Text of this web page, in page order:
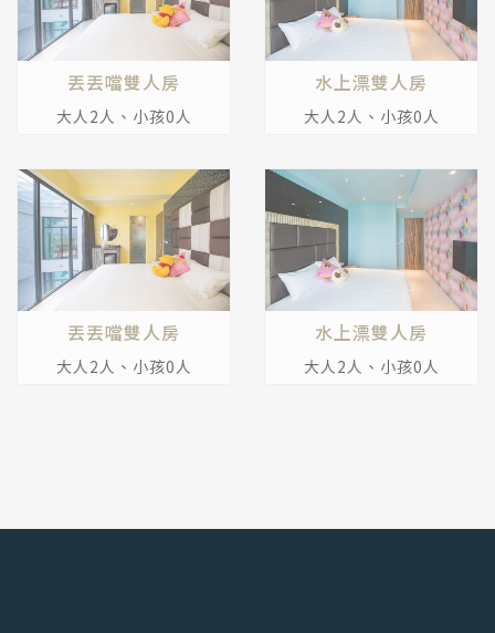
丟丟噹雙人房
大人2人、小孩0人
水上漂雙人房
大人2人、小孩0人
丟丟噹雙人房
大人2人、小孩0人
水上漂雙人房
大人2人、小孩0人